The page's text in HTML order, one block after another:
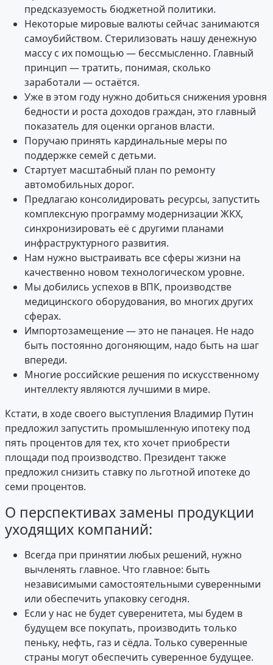
предсказуемость бюджетной политики.
Некоторые мировые валюты сейчас занимаются
самоубийством. Стерилизовать нашу денежную
массу с их помощью — бессмысленно. Главный
принцип — тратить, понимая, сколько
заработали — остаётся.
Уже в этом году нужно добиться снижения уровня
бедности и роста доходов граждан, это главный
показатель для оценки органов власти.
Поручаю принять кардинальные меры по
поддержке семей с детьми.
Стартует масштабный план по ремонту
автомобильных дорог.
Предлагаю консолидировать ресурсы, запустить
комплексную программу модернизации ЖКХ,
синхронизировать её с другими планами
инфраструктурного развития.
Нам нужно выстраивать все сферы жизни на
качественно новом технологическом уровне.
Мы добились успехов в ВПК, производстве
медицинского оборудования, во многих других
сферах.
Импортозамещение — это не панацея. Не надо
быть постоянно догоняющим, надо быть на шаг
впереди.
Многие российские решения по искусственному
интеллекту являются лучшими в мире.
Кстати, в ходе своего выступления Владимир Путин
предложил запустить промышленную ипотеку под
пять процентов для тех, кто хочет приобрести
площади под производство. Президент также
предложил снизить ставку по льготной ипотеке до
семи процентов.
О перспективах замены продукции
уходящих компаний:
Всегда при принятии любых решений, нужно
вычленять главное. Что главное: быть
независимыми самостоятельными суверенными
или обеспечить упаковку сегодня.
Если у нас не будет суверенитета, мы будем в
будущем все покупать, производить только
пеньку, нефть, газ и сёдла. Только суверенные
страны могут обеспечить суверенное будущее.